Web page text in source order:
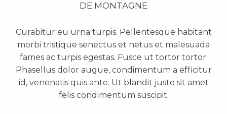
DE MONTAGNE
Curabitur eu urna turpis. Pellentesque habitant
morbi tristique senectus et netus et malesuada
fames ac turpis egestas. Fusce ut tortor tortor.
Phasellus dolor augue, condimentum a efficitur
id, venenatis quis ante. Ut blandit justo sit amet
felis condimentum suscipit.